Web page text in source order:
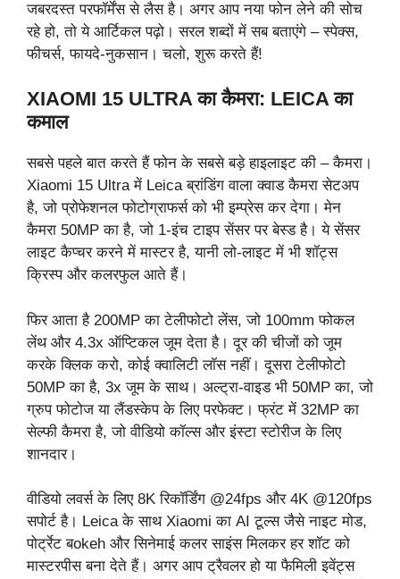
जबरदस्त परफॉर्मेंस से लैस है। अगर आप नया फोन लेने की सोच
रहे हो, तो ये आर्टिकल पढ़ो। सरल शब्दों में सब बताएंगे – स्पेक्स,
फीचर्स, फायदे-नुकसान। चलो, शुरू करते हैं!
XIAOMI 15 ULTRA का कैमरा: LEICA का
कमाल
सबसे पहले बात करते हैं फोन के सबसे बड़े हाइलाइट की – कैमरा।
Xiaomi 15 Ultra में Leica ब्रांडिंग वाला क्वाड कैमरा सेटअप
है, जो प्रोफेशनल फोटोग्राफर्स को भी इम्प्रेस कर देगा। मेन
कैमरा 50MP का है, जो 1-इंच टाइप सेंसर पर बेस्ड है। ये सेंसर
लाइट कैप्चर करने में मास्टर है, यानी लो-लाइट में भी शॉट्स
क्रिस्प और कलरफुल आते हैं।
फिर आता है 200MP का टेलीफोटो लेंस, जो 100mm फोकल
लेंथ और 4.3x ऑप्टिकल जूम देता है। दूर की चीजों को जूम
करके क्लिक करो, कोई क्वालिटी लॉस नहीं। दूसरा टेलीफोटो
50MP का है, 3x जूम के साथ। अल्ट्रा-वाइड भी 50MP का, जो
ग्रुप फोटोज या लैंडस्केप के लिए परफेक्ट। फ्रंट में 32MP का
सेल्फी कैमरा है, जो वीडियो कॉल्स और इंस्टा स्टोरीज के लिए
शानदार।
वीडियो लवर्स के लिए 8K रिकॉर्डिंग @24fps और 4K @120fps
सपोर्ट है। Leica के साथ Xiaomi का AI टूल्स जैसे नाइट मोड,
पोर्ट्रेट बokeh और सिनेमाई कलर साइंस मिलकर हर शॉट को
मास्टरपीस बना देते हैं। अगर आप ट्रैवलर हो या फैमिली इवेंट्स